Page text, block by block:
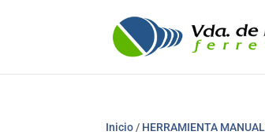
Inicio / HERRAMIENTA MANUAL